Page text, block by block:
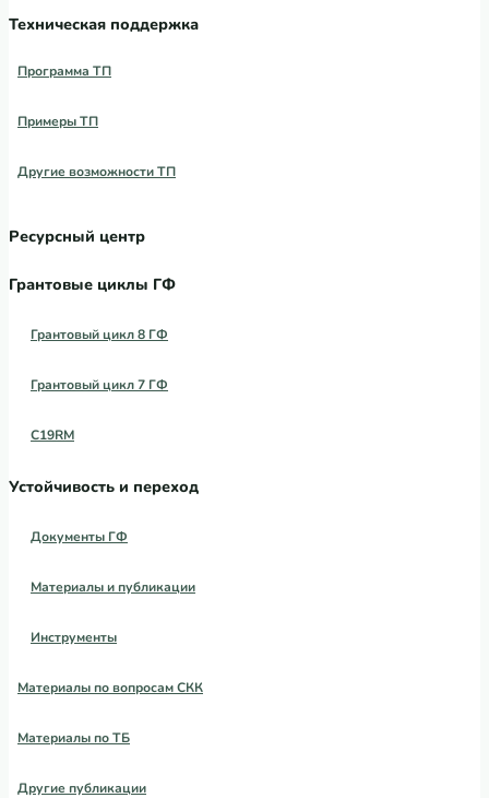
Техническая поддержка
Программа ТП
Примеры ТП
Другие возможности ТП
Ресурсный центр
Грантовые циклы ГФ
Грантовый цикл 8 ГФ
Грантовый цикл 7 ГФ
C19RM
Устойчивость и переход
Документы ГФ
Материалы и публикации
Инструменты
Материалы по вопросам СКК
Материалы по ТБ
Другие публикации